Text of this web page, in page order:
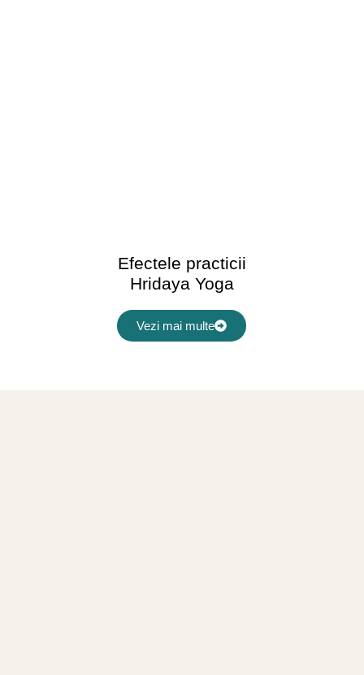
Efectele practicii
Hridaya Yoga
Vezi mai multe